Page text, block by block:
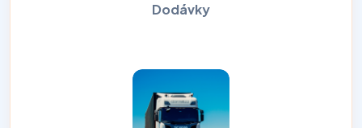
Dodávky